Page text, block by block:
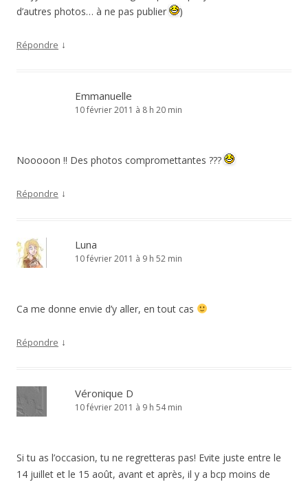
d’autres photos… à ne pas publier
)
Répondre ↓
Emmanuelle
10 février 2011 à 8 h 20 min
Nooooon !! Des photos compromettantes ???
Répondre ↓
Luna
10 février 2011 à 9 h 52 min
Ca me donne envie d’y aller, en tout cas
Répondre ↓
Véronique D
10 février 2011 à 9 h 54 min
Si tu as l’occasion, tu ne regretteras pas! Evite juste entre le
14 juillet et le 15 août, avant et après, il y a bcp moins de